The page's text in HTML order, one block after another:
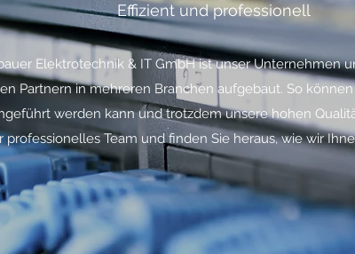
Effizient und professionell
Elektrotechnik & IT GmbH ist unser Unternehmen
Partnern in mehreren Branchen aufgebaut. So
werden kann und trotzdem unsere hohen
professionelles Team und finden Sie heraus, wie wir